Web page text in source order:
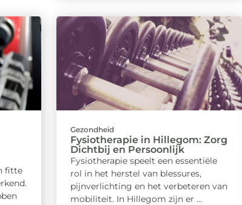
fitte
Gezondheid
Fysiotherapie in Hillegom: Zorg
Dichtbij en Persoonlijk
Fysiotherapie speelt een essentiële
rol in het herstel van blessures,
pijnverlichting en het verbeteren van
mobiliteit. In Hillegom zijn er ...